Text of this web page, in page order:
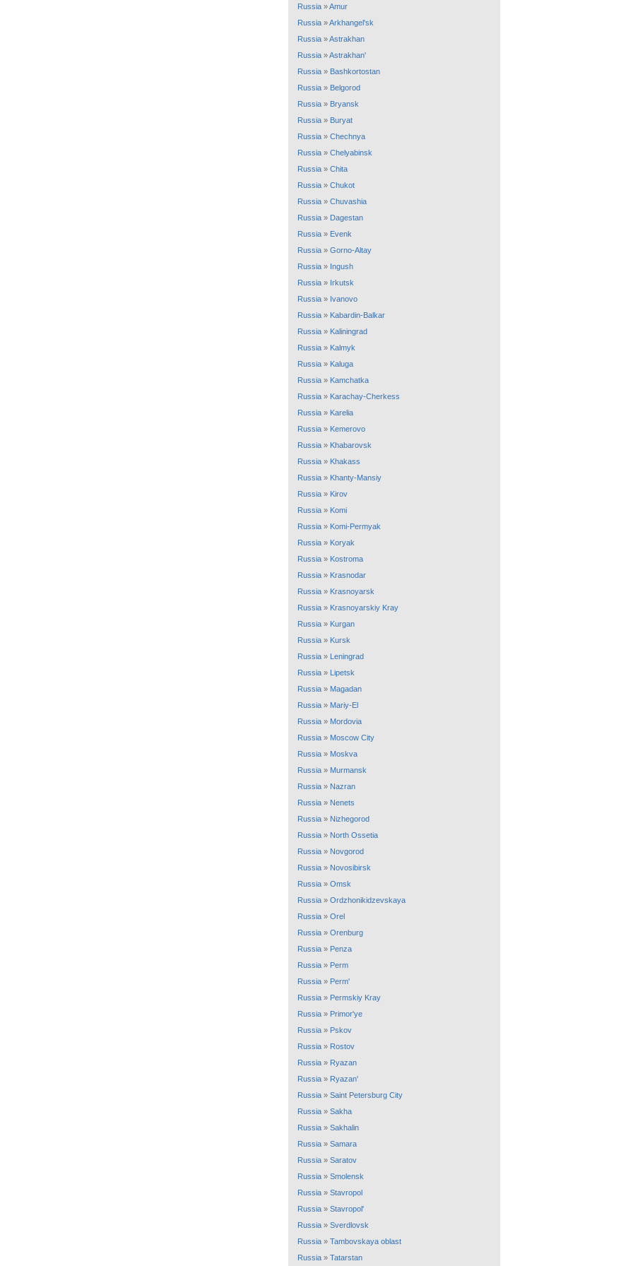
Russia »Amur
Russia »Arkhangel'sk
Russia »Astrakhan
Russia »Astrakhan'
Russia » Bashkortostan
Russia » Belgorod
Russia » Bryansk
Russia » Buryat
Russia » Chechnya
Russia » Chelyabinsk
Russia » Chita
Russia » Chukot
Russia » Chuvashia
Russia » Dagestan
Russia » Evenk
Russia » Gorno-Altay
Russia » Ingush
Russia » Irkutsk
Russia » Ivanovo
Russia » Kabardin-Balkar
Russia » Kaliningrad
Russia » Kalmyk
Russia » Kaluga
Russia » Kamchatka
Russia » Karachay-Cherkess
Russia » Karelia
Russia » Kemerovo
Russia » Khabarovsk
Russia » Khakass
Russia » Khanty-Mansiy
Russia » Kirov
Russia » Komi
Russia » Komi-Permyak
Russia » Koryak
Russia » Kostroma
Russia » Krasnodar
Russia » Krasnoyarsk
Russia » Krasnoyarskiy Kray
Russia » Kurgan
Russia » Kursk
Russia » Leningrad
Russia » Lipetsk
Russia » Magadan
Russia » Mariy-El
Russia » Mordovia
Russia » Moscow City
Russia » Moskva
Russia » Murmansk
Russia » Nazran
Russia » Nenets
Russia » Nizhegorod
Russia » North Ossetia
Russia » Novgorod
Russia » Novosibirsk
Russia » Omsk
Russia » Ordzhonikidzevskaya
Russia » Orel
Russia » Orenburg
Russia » Penza
Russia » Perm
Russia » Perm'
Russia » Permskiy Kray
Russia » Primor'ye
Russia » Pskov
Russia » Rostov
Russia » Ryazan
Russia » Ryazan'
Russia » Saint Petersburg City
Russia » Sakha
Russia » Sakhalin
Russia » Samara
Russia » Saratov
Russia » Smolensk
Russia » Stavropol
Russia » Stavropol'
Russia » Sverdlovsk
Russia » Tambovskaya oblast
Russia » Tatarstan